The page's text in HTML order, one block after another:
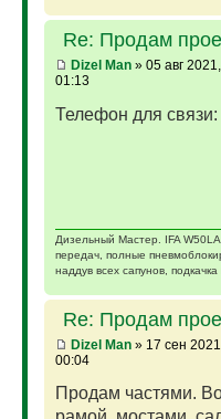
Re: Продам
Dizel Man» 05 авг
01:13
Телефон для
Дизельный Мастер. IFA
передач, полные
наддув всех сапунов, подкачка
Re: Продам
Dizel Man» 17 сен
00:04
Продам частями.